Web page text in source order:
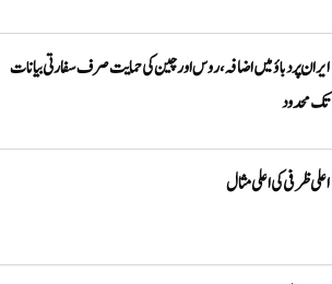
ایران پر دباؤ میں اضافہ، روس اور چین کی حمایت صرف سفارتی بیانات
تک محدود
اعلی ظرفی کی اعلی مثال